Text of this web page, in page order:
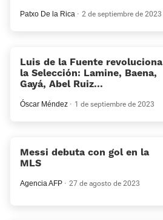
Patxo De la Rica 2 de septiembre de 2023
Luis de la Fuente revoluciona
la Selección: Lamine, Baena,
Gayá, Abel Ruiz...
Óscar Méndez 1 de septiembre de 2023
Messi debuta con gol en la
MLS
Agencia AFP 27 de agosto de 2023